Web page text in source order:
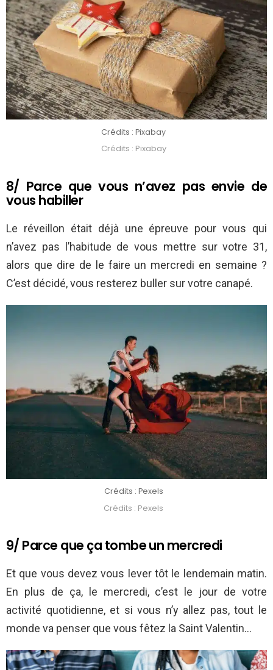
Crédits : Pixabay
Crédits : Pixabay
8/ Parce que vous n’avez pas envie de
vous habiller
Le réveillon était déjà une épreuve pour vous qui
n’avez pas l’habitude de vous mettre sur votre 31,
alors que dire de le faire un mercredi en semaine ?
C’est décidé, vous resterez buller sur votre canapé.
Crédits : Pexels
Crédits : Pexels
9/ Parce que ça tombe un mercredi
Et que vous devez vous lever tôt le lendemain matin.
En plus de ça, le mercredi, c’est le jour de votre
activité quotidienne, et si vous n’y allez pas, tout le
monde va penser que vous fêtez la Saint Valentin…